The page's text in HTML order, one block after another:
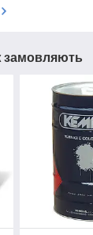
замовляють